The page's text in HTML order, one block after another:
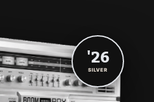
'26
SILVER